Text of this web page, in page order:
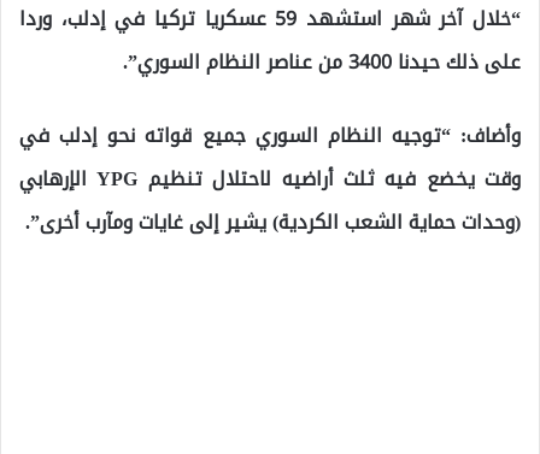
“خلال آخر شهر استشهد 59 عسكريا تركيا في إدلب، وردا
على ذلك حيدنا 3400 من عناصر النظام السوري”.
وأضاف: “توجيه النظام السوري جميع قواته نحو إدلب في
وقت يخضع فيه ثلث أراضيه لاحتلال تنظيم YPG الإرهابي
(وحدات حماية الشعب الكردية) يشير إلى غايات ومآرب أخرى”.